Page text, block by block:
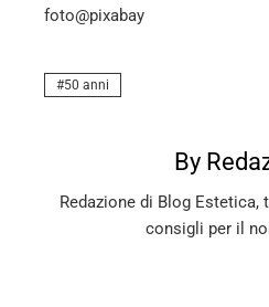
foto@pixabay
50 anni
By
Redazione di Blog
consigli per il